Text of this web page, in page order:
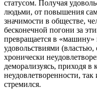
статусом. Получая
людьми, от повышения
значимости в обществе,
бесконечной погони за
превращается в
удовольствиями (властью,
хронически
деморализуясь, приходя в
неудовлетворенности,
стремился.